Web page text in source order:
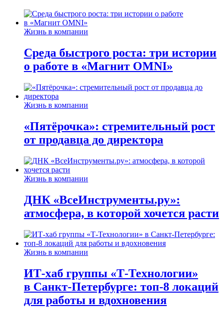
Жизнь в компании
Среда быстрого роста: три истории
о работе в «Магнит OMNI»
Жизнь в компании
«Пятёрочка»: стремительный рост
от продавца до директора
Жизнь в компании
ДНК «ВсеИнструменты.ру»:
атмосфера, в которой хочется расти
Жизнь в компании
ИТ-хаб группы «Т-Технологии»
в Санкт-Петербурге: топ-8 локаций
для работы и вдохновения